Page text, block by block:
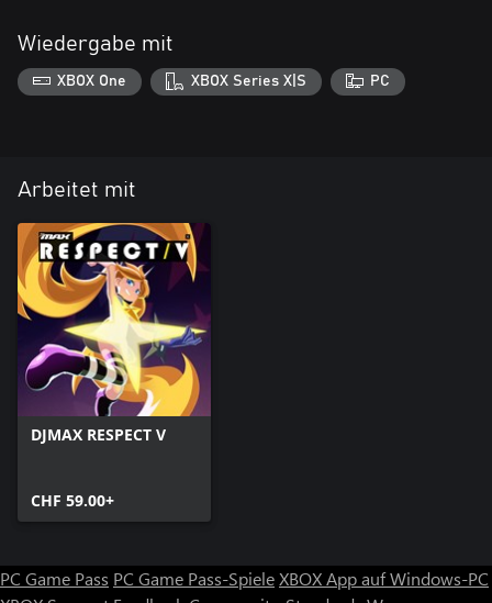
Wiedergabe mit
XBOX One XBOX Series X|S PC
Arbeitet mit
DJMAX RESPECT V
CHF 59.00+
PC Game Pass PC Game Pass-SpieleXBOX App auf Windows-PC